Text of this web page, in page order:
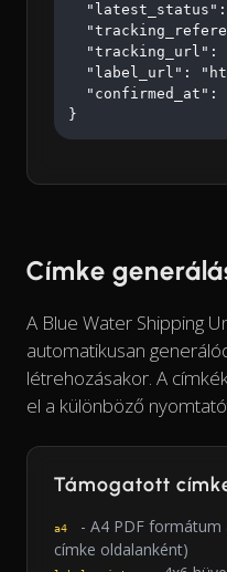
"tracking_url":
"label_url":
"confirmed_at":
}
Címke
A Blue Water Shipping
automatikusan
létrehozásakor. A
el a különböző
Támogatott
a4
- A4 PDF
címke oldalanként)